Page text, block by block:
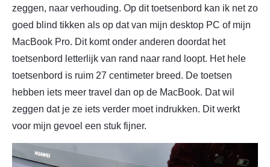
zeggen, naar verhouding. Op dit toetsenbord kan ik net zo
goed blind tikken als op dat van mijn desktop PC of mijn
MacBook Pro. Dit komt onder anderen doordat het
toetsenbord letterlijk van rand naar rand loopt. Het hele
toetsenbord is ruim 27 centimeter breed. De toetsen
hebben iets meer travel dan op de MacBook. Dat wil
zeggen dat je ze iets verder moet indrukken. Dit werkt
voor mijn gevoel een stuk fijner.